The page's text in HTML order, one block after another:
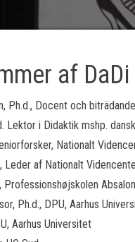
af
Ph.d., Docent och
Lektor i Didaktik mshp.
Nationalt
Leder af Nationalt
Ph.d., DPU, Aarhus
Aarhus Universitet